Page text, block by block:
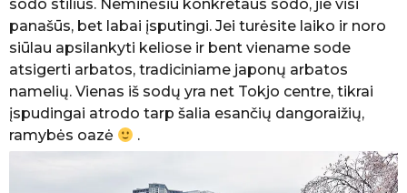
sodo stilius. Neminėsiu konkretaus sodo, jie visi
panašūs, bet labai įsputingi. Jei turėsite laiko ir noro
siūlau apsilankyti keliose ir bent viename sode
atsigerti arbatos, tradiciniame japonų arbatos
namelių. Vienas iš sodų yra net Tokjo centre, tikrai
įspudingai atrodo tarp šalia esančių dangoraižių,
ramybės oazė
.